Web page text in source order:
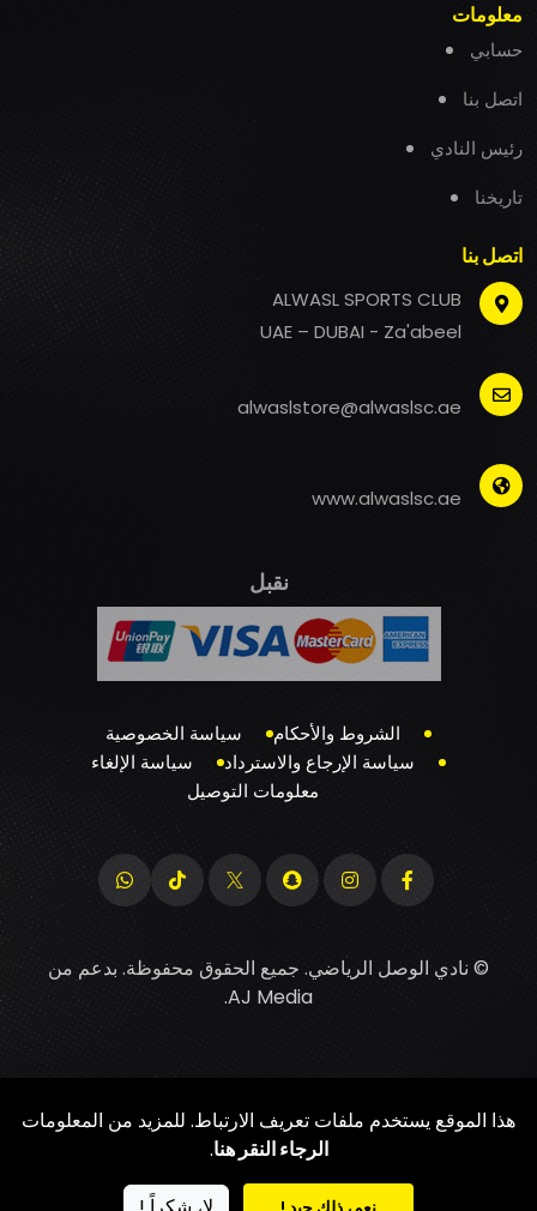
معلومات
حسابي
اتصل بنا
رئيس النادي
تاريخنا
اتصل بنا
ALWASL SPORTS CLUB
UAE – DUBAI - Za'abeel
alwaslstore@alwaslsc.ae
www.alwaslsc.ae
نقبل
الشروط والأحكام
سياسة الخصوصية
سياسة الإرجاع والاسترداد
سياسة الإلغاء
معلومات التوصيل
© نادي الوصل الرياضي. جميع الحقوق محفوظة. بدعم من
AJ Media
.
هذا الموقع يستخدم ملفات تعريف الارتباط. للمزيد من المعلومات
الرجاء النقر هنا.